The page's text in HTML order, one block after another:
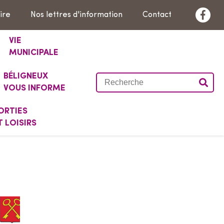
Nos lettres d'information Contact
F
b
o
VIE
MUNICIPALE
BÉLIGNEUX
VOUS INFORME
LOISIRS
e